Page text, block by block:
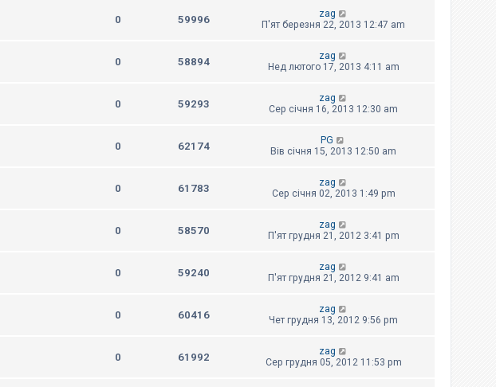
0 59996
zag
П'ят березня 22, 2013 12:47 am
0 58894
zag
Нед лютого 17, 2013 4:11 am
0 59293
zag
Сер січня 16, 2013 12:30 am
0 62174
PG
Вів січня 15, 2013 12:50 am
0 61783
zag
Сер січня 02, 2013 1:49 pm
0 58570
zag
П'ят грудня 21, 2012 3:41 pm
0 59240
zag
П'ят грудня 21, 2012 9:41 am
0 60416
zag
Чет грудня 13, 2012 9:56 pm
0 61992
zag
Сер грудня 05, 2012 11:53 pm